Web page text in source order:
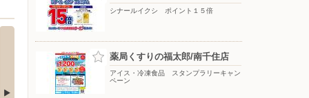
シナールイクシ ポイント１５倍
薬局くすりの福太郎/南千住店
アイス・冷凍食品 スタンプラリーキャン
ペーン